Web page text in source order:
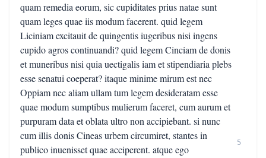
quam remedia eorum, sic cupiditates prius natae sunt
quam leges quae iis modum facerent. quid legem
Liciniam excitauit de quingentis iugeribus nisi ingens
cupido agros continuandi? quid legem Cinciam de donis
et muneribus nisi quia uectigalis iam et stipendiaria plebs
esse senatui coeperat? itaque minime mirum est nec
Oppiam nec aliam ullam tum legem desideratam esse
quae modum sumptibus mulierum faceret, cum aurum et
purpuram data et oblata ultro non accipiebant. si nunc
cum illis donis Cineas urbem circumiret, stantes in
publico inuenisset quae acciperent. atque ego
5